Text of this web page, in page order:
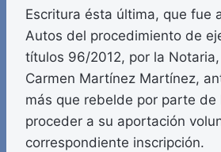
Escritura ésta última, que fue
Autos del procedimiento de
títulos 96/2012, por la
Carmen Martínez Martínez,
más que rebelde por parte
proceder a su aportación
correspondiente inscripción.